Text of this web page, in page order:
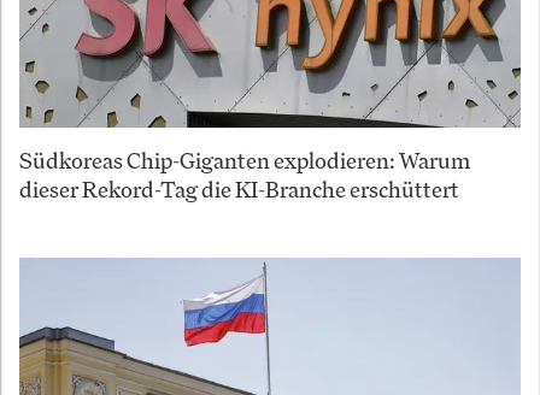
Südkoreas Chip-Giganten explodieren: Warum
dieser Rekord-Tag die KI-Branche erschüttert